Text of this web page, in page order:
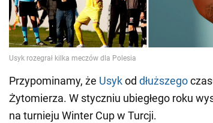
Przypominamy, że Usykod dłuższego
Żytomierza. W styczniu ubiegłego roku
na turnieju Winter Cup w Turcji.